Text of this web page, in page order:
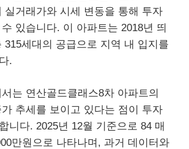
실거래가와 시세 변동을 통해 투자
있습니다. 이 아파트는 2018년 띄
315세대의 공급으로 지역 내 입지를
.
는 연산골드클래스8차 아파트의
추세를 보이고 있다는 점이 투자
니다. 2025년 12월 기준으로 84 매
만원으로 나타나며, 과거 데이터와